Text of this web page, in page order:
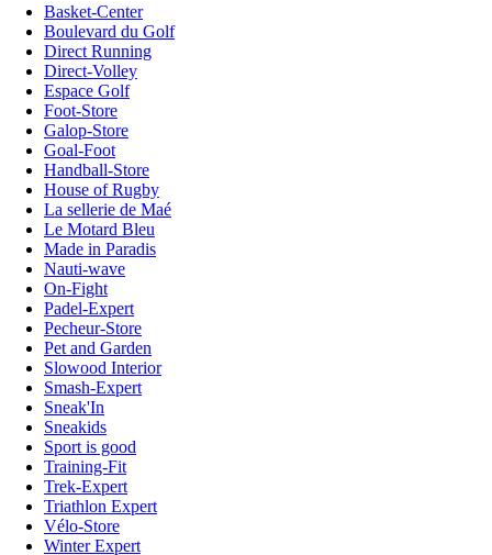
Basket-Center
Boulevard du Golf
Direct Running
Direct-Volley
Espace Golf
Foot-Store
Galop-Store
Goal-Foot
Handball-Store
House of Rugby
La sellerie de Maé
Le Motard Bleu
Made in Paradis
Nauti-wave
On-Fight
Padel-Expert
Pecheur-Store
Pet and Garden
Slowood Interior
Smash-Expert
Sneak'In
Sneakids
Sport is good
Training-Fit
Trek-Expert
Triathlon Expert
Vélo-Store
Winter Expert